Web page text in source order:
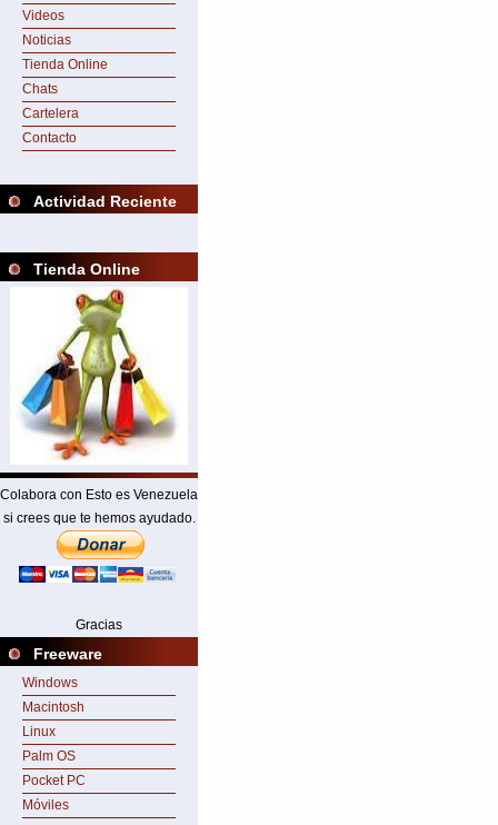
Videos
Noticias
Tienda Online
Chats
Cartelera
Contacto
Actividad Reciente
Tienda Online
Colabora con Esto es Venezuela
si crees que te hemos ayudado.
Gracias
Freeware
Windows
Macintosh
Linux
Palm OS
Pocket PC
Móviles